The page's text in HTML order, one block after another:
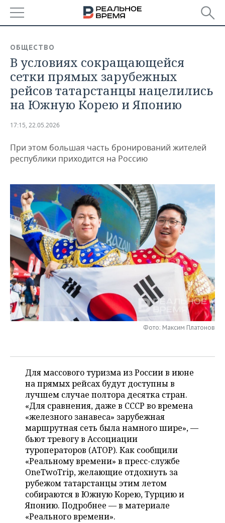
БАШКОРТОСТАН
ТАТАРСТАН
УДМУРТИЯ
НОВОСТИ
АНАЛИТИКА
НОВОСТИ АНАЛИТИКИ
ДЕКЛАРАЦИИ О ДОХОДАХ
КОРОЛИ ГОСЗАКАЗА ПФО
КОМУ ПРИНАДЛЕЖАТ
ТОРГОВЫЕ ЦЕНТРЫ
ТАТАРСТАНА
ЭКОНОМИКА
НОВОСТИ ЭКОНОМИКИ
ФИНАНСЫ
БЮДЖЕТ
ИНВЕСТИЦИИ
ПРОМЫШЛЕННОСТЬ
НОВОСТИ
ПРОМЫШЛЕННОСТИ
АГРОПРОМ
МАШИНОСТРОЕНИЕ
НЕФТЕХИМИЯ
НЕФТЬ
ОПК
ЭНЕРГЕТИКА
НЕДВИЖИМОСТЬ
НОВОСТИ АВТО
БИЗНЕС
НОВОСТИ БИЗНЕСА
РОЗНИЧНАЯ ТОРГОВЛЯ
ТРАНСПОРТ
УСЛУГИ
ТЕХНОЛОГИИ
НОВОСТИ ТЕХНОЛОГИЙ
IT
МЕДИА
ТЕЛЕКОММУНИКАЦИИ
МЕРОПРИЯТИЯ
НОВОСТИ МЕРОПРИЯТИЙ
ВЫЕЗДНАЯ РЕДАКЦИЯ
БИЗНЕС-БРАНЧИ
ОТКРЫТАЯ ЛЕКЦИЯ
СПОРТ
НОВОСТИ СПОРТА
ФУТБОЛ
БАСКЕТБОЛ
ВОЛЕЙБОЛ
КИБЕРСПОРТ
ФИГУРНОЕ КАТАНИЕ
ВОДНЫЕ ВИДЫ СПОРТА
ХОККЕЙ С МЯЧОМ
ОБЩЕСТВО
НОВОСТИ ОБЩЕСТВА
ИНФРАСТРУКТУРА
ИСТОРИЯ
КУЛЬТУРА
МЕДИЦИНА
ОБРАЗОВАНИЕ
ПРОИСШЕСТВИЯ
ФОТОГАЛЕРЕЯ
СПИСОК ПЕРСОН
СПИСОК КОМПАНИЙ
ПОЛНАЯ ВЕРСИЯ
ОБЩЕСТВО
В условиях сокращающейся
сетки прямых зарубежных
рейсов татарстанцы нацелились
на Южную Корею и Японию
17:15, 22.05.2026
При этом большая часть бронирований жителей
республики приходится на Россию
Фото: Максим Платонов
Для массового туризма из России в июне
на прямых рейсах будут доступны в
лучшем случае полтора десятка стран.
«Для сравнения, даже в СССР во времена
«железного занавеса» зарубежная
маршрутная сеть была намного шире», —
бьют тревогу в Ассоциации
туроператоров (АТОР). Как сообщили
«Реальному времени» в пресс-службе
OneTwoTrip, желающие отдохнуть за
рубежом татарстанцы этим летом
собираются в Южную Корею, Турцию и
Японию. Подробнее — в материале
«Реального времени».